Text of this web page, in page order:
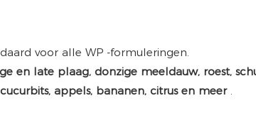
voor alle WP -formuleringen.
en late plaag, donzige meeldauw, roest,
appels, bananen, citrus en meer .